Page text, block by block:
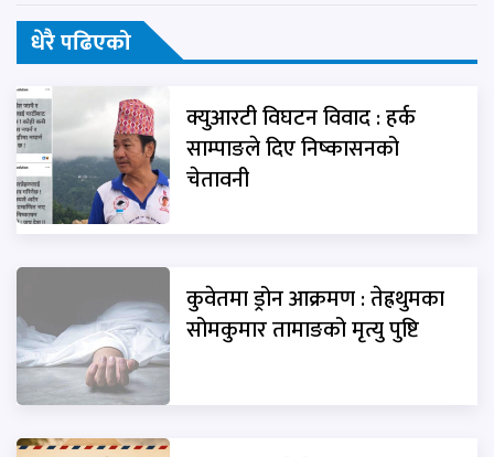
धेरै पढिएको
क्युआरटी विघटन विवाद : हर्क
साम्पाङले दिए निष्कासनको
चेतावनी
कुवेतमा ड्रोन आक्रमण : तेह्रथुमका
सोमकुमार तामाङको मृत्यु पुष्टि